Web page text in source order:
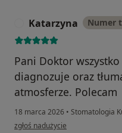
Katarzyna Numer
Pani Doktor
diagnozuje oraz
atmosferze. Polecam
18 marca 2026 • Stomatologia
w opinii użytkownika Katarzyna
zgłoś nadużycie